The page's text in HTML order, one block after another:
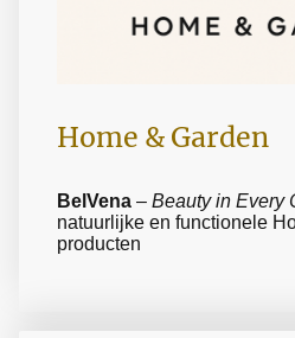
Home & Garden
BelVena – Beauty in Every
natuurlijke en functionele
producten